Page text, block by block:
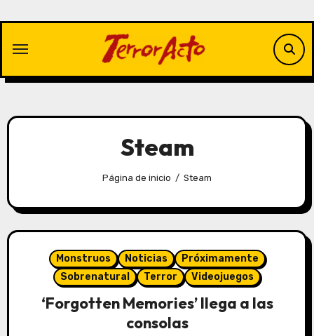
contenido
Steam
Página de inicio Steam
Monstruos Noticias
Próximamente
Sobrenatural
Terror Videojuegos
‘Forgotten Memories’ llega a las
consolas